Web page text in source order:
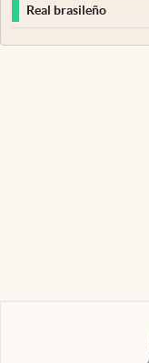
Real brasileño